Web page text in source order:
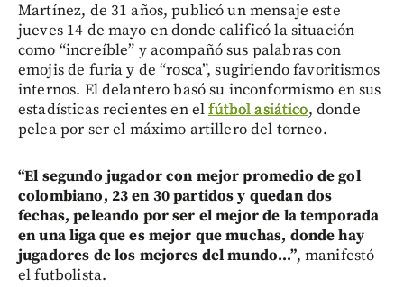
Martínez, de 31 años, publicó un mensaje este
jueves 14 de mayo en donde calificó la situación
como “increíble” y acompañó sus palabras con
emojis de furia y de “rosca”, sugiriendo favoritismos
internos. El delantero basó su inconformismo en sus
estadísticas recientes en elfútbol asiático, donde
pelea por ser el máximo artillero del torneo.
“El segundo jugador con mejor promedio de gol
colombiano, 23 en 30 partidos y quedan dos
fechas, peleando por ser el mejor de la temporada
en una liga que es mejor que muchas, donde hay
jugadores de los mejores del mundo...”, manifestó
el futbolista.